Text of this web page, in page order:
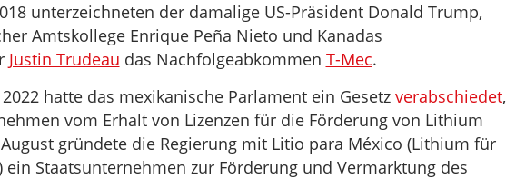
unterzeichneten der damalige US-Präsident Donald Trump,
Amtskollege Enrique Peña Nieto und Kanadas
Justin Trudeau das Nachfolgeabkommen T-Mec.
hatte das mexikanische Parlament ein Gesetz verabschiedet,
vom Erhalt von Lizenzen für die Förderung von Lithium
gründete die Regierung mit Litio para México (Lithium für
ein Staatsunternehmen zur Förderung und Vermarktung des